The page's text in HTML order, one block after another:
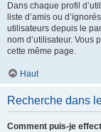
Dans chaque profil
liste d’amis ou
utilisateurs depuis le
nom d’utilisateur. Vous
cette même page.
Haut
Recherche dans
Comment puis-je